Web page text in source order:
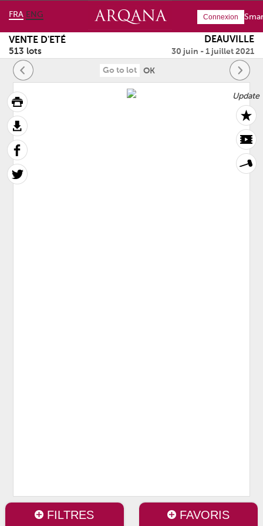
FRA ENG Connexion
513 lots
OK
VENTE D'ETÉ DEAUVILLE
30 juin - 1 juillet 2021
FILTRES
Update
FAVORIS